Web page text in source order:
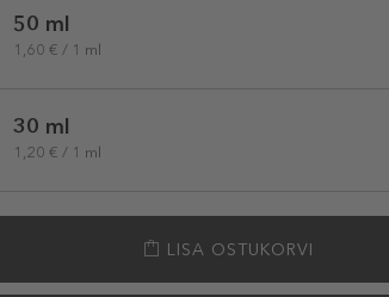
50 ml
1,60 € / 1 ml
30 ml
1,20 € / 1 ml
LISA OSTUKORVI